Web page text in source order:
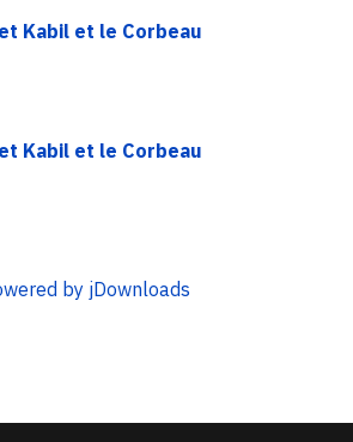
Kabil et le Corbeau
Kabil et le Corbeau
by jDownloads